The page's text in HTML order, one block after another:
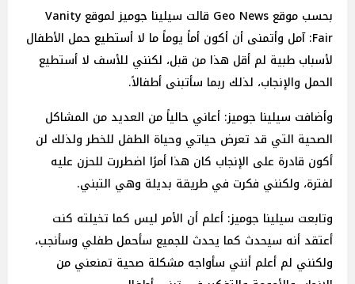
بحسب موقع Geo News قالت سيلينا جوميز لموقع Vanity
Fair: آمل وأتمنى أن أكون أماً يوماً ما لا أستطيع حمل الأطفال
لأسباب طبية لم أقل هذا من قبل، لكنني للأسف لا أستطيع
الحمل والإنجاب، لذلك ربما سأتبنى أطفالاً.
وأضافت سيلينا جوميز: أعاني حالياً من العديد من المشاكل
الصحية التي قد تعرض حياتي وحياة الطفل للخطر ولذلك لن
أكون قادرة على الإنجاب كان هذا أمرًا اضطررت للحزن عليه
لفترة، ولكنني فكرت في طريقة بديلة وهي التبني.
وتابعت سيلينا جوميز: أعلم أن الأمر ليس كما تخيلته كنت
أعتقد أنه سيحدث كما يحدث للجميع سأحمل طفلي وسأنجب،
ولكنني لم أعلم أنني سأواجه مشكلة صحية تمنعني من